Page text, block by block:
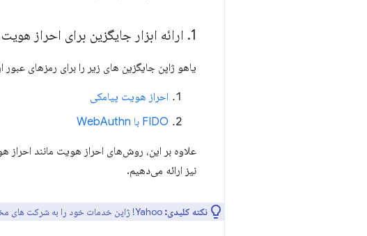
1
. ارائه ابزار جایگزین برای احراز
یاهو ژاپن جایگزین های زیر را برای رمزهای عبور
احراز هویت پیامکی
FIDO با WebAuthn
نیز ارائه می‌دهیم.
نکته کلیدی: